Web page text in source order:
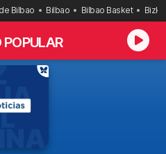
Bilbao Bilbao Bilbao Basket
POPULAR